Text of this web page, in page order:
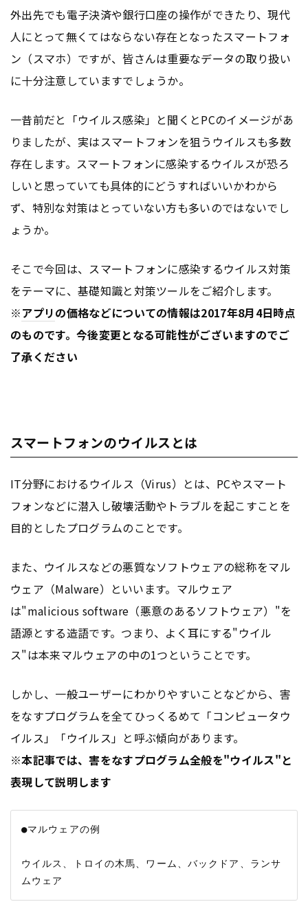
外出先でも電子決済や銀行口座の操作ができたり、現代
人にとって無くてはならない存在となったスマートフォ
ン（スマホ）ですが、皆さんは重要なデータの取り扱い
に十分注意していますでしょうか。
一昔前だと「ウイルス感染」と聞くとPCのイメージがあ
りましたが、実はスマートフォンを狙うウイルスも多数
存在します。スマートフォンに感染するウイルスが恐ろ
しいと思っていても具体的にどうすればいいかわから
ず、特別な対策はとっていない方も多いのではないでし
ょうか。
そこで今回は、スマートフォンに感染するウイルス対策
をテーマに、基礎知識と対策ツールをご紹介します。
※アプリの価格などについての情報は2017年8月4日時点
のものです。今後変更となる可能性がございますのでご
了承ください
スマートフォンのウイルスとは
IT分野におけるウイルス（Virus）とは、PCやスマート
フォンなどに潜入し破壊活動やトラブルを起こすことを
目的としたプログラムのことです。
また、ウイルスなどの悪質なソフトウェアの総称をマル
ウェア（Malware）といいます。マルウェア
は"malicious software（悪意のあるソフトウェア）"を
語源とする造語です。つまり、よく耳にする"ウイル
ス"は本来マルウェアの中の1つということです。
しかし、一般ユーザーにわかりやすいことなどから、害
をなすプログラムを全てひっくるめて「コンピュータウ
イルス」「ウイルス」と呼ぶ傾向があります。
※本記事では、害をなすプログラム全般を"ウイルス"と
表現して説明します
●マルウェアの例
ウイルス、トロイの木馬、ワーム、バックドア、ランサ